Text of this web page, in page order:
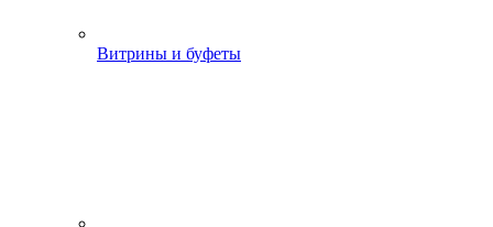
Витрины и буфеты